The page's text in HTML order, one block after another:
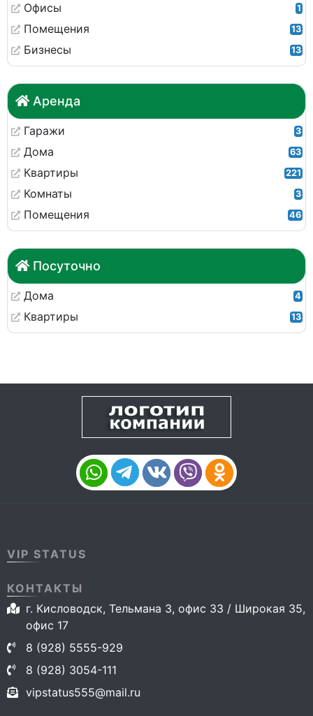
Офисы 1
Помещения 13
Бизнесы 13
Аренда
Гаражи 3
Дома 63
Квартиры 221
Комнаты 3
Помещения 46
Посуточно
Дома 4
Квартиры 13
VIP STATUS
КОНТАКТЫ
г. Кисловодск, Тельмана 3, офис 33 / Широкая 35,
офис 17
8 (928) 5555-929
8 (928) 3054-111
vipstatus555@mail.ru